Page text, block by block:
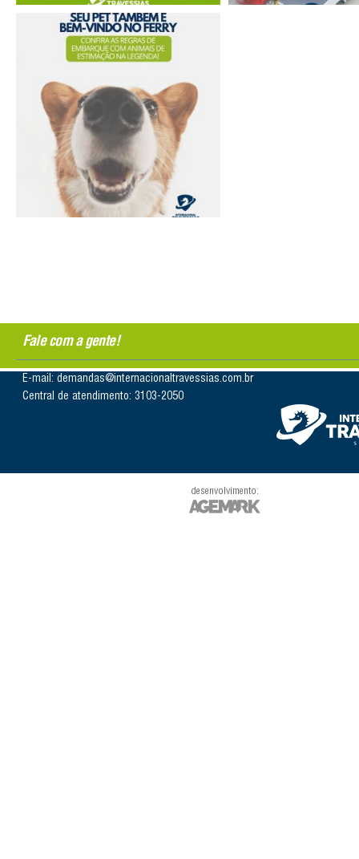
Fale com a gente!
E-mail: demandas@internacionaltravessias.com.br
Central de atendimento: 3103-2050
desenvolvimento: